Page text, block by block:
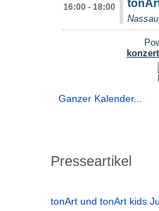
Ganzer Kalender...
Presseartikel
tonArt und tonArt kids